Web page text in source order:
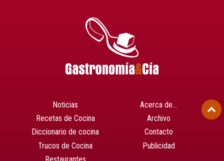
Noticias
Recetas de Cocina
Diccionario de cocina
Trucos de Cocina
Acerca de…
Archivo
Contacto
Publicidad